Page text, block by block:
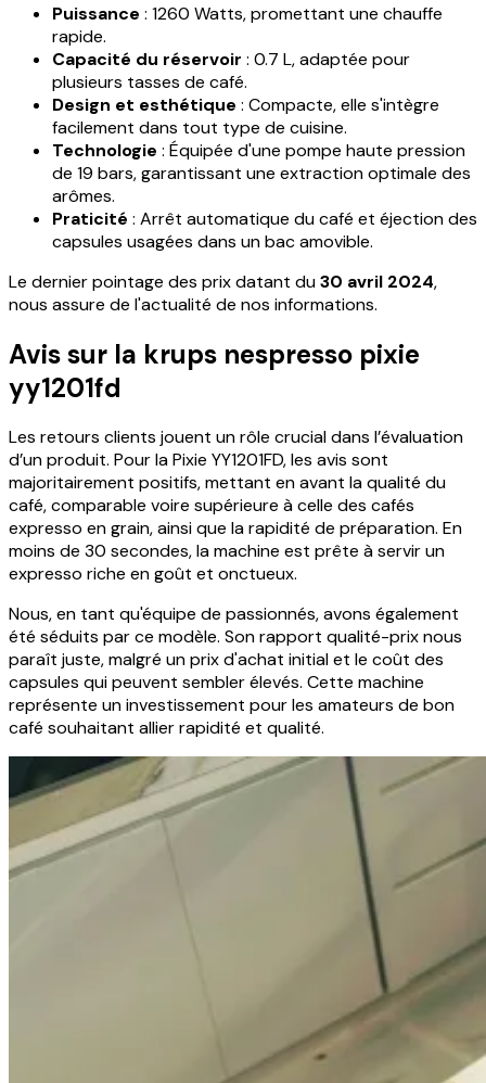
Puissance : 1260 Watts, promettant une chauffe
rapide.
Capacité du réservoir : 0.7 L, adaptée pour
plusieurs tasses de café.
Design et esthétique : Compacte, elle s'intègre
facilement dans tout type de cuisine.
Technologie : Équipée d'une pompe haute pression
de 19 bars, garantissant une extraction optimale des
arômes.
Praticité : Arrêt automatique du café et éjection des
capsules usagées dans un bac amovible.
Le dernier pointage des prix datant du30 avril 2024,
nous assure de l'actualité de nos informations.
Avis sur la krups nespresso pixie
yy1201fd
Les retours clients jouent un rôle crucial dans l’évaluation
d’un produit. Pour la Pixie YY1201FD, les avis sont
majoritairement positifs, mettant en avant la qualité du
café, comparable voire supérieure à celle des cafés
expresso en grain, ainsi que la rapidité de préparation. En
moins de 30 secondes, la machine est prête à servir un
expresso riche en goût et onctueux.
Nous, en tant qu'équipe de passionnés, avons également
été séduits par ce modèle. Son rapport qualité-prix nous
paraît juste, malgré un prix d'achat initial et le coût des
capsules qui peuvent sembler élevés. Cette machine
représente un investissement pour les amateurs de bon
café souhaitant allier rapidité et qualité.